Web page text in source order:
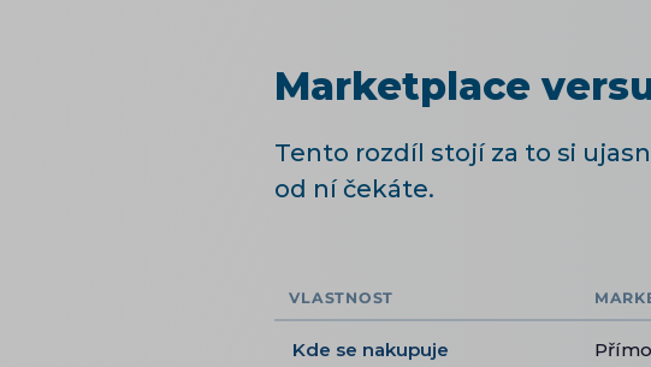
Marketplace
Tento rozdíl stojí za to si
od ní čekáte.
VLASTNOST
Kde se nakupuje